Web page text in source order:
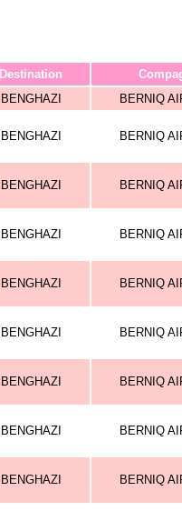
Destination
BENGHAZI BERNIQ
BENGHAZI BERNIQ
BENGHAZI BERNIQ
BENGHAZI BERNIQ
BENGHAZI BERNIQ
BENGHAZI BERNIQ
BENGHAZI BERNIQ
BENGHAZI BERNIQ
BENGHAZI BERNIQ